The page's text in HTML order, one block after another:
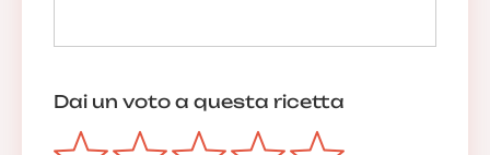
Dai un voto a questa ricetta